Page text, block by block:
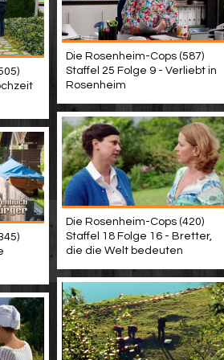
Die Rosenheim-Cops (587)
Staffel 25 Folge 9 - Verliebt in
Rosenheim
Die Rosenheim-Cops (420)
Staffel 18 Folge 16 - Bretter,
die die Welt bedeuten